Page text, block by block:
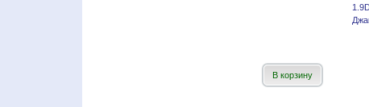
В корзину